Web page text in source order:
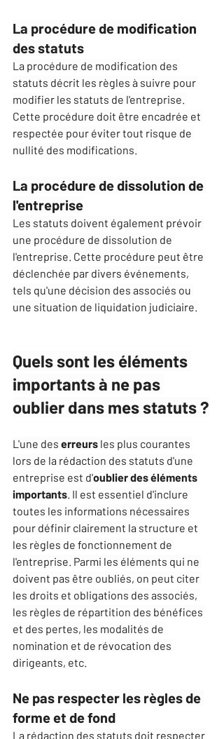
La procédure de modification
des statuts
La procédure de modification des
statuts décrit les règles à suivre pour
modifier les statuts de l'entreprise.
Cette procédure doit être encadrée et
respectée pour éviter tout risque de
nullité des modifications.
La procédure de dissolution de
l'entreprise
Les statuts doivent également prévoir
une procédure de dissolution de
l'entreprise. Cette procédure peut être
déclenchée par divers événements,
tels qu'une décision des associés ou
une situation de liquidation judiciaire.
Quels sont les éléments
importants à ne pas
oublier dans mes statuts ?
L'une des erreurs les plus courantes
lors de la rédaction des statuts d'une
entreprise est d'oublier des éléments
importants. Il est essentiel d'inclure
toutes les informations nécessaires
pour définir clairement la structure et
les règles de fonctionnement de
l'entreprise. Parmi les éléments qui ne
doivent pas être oubliés, on peut citer
les droits et obligations des associés,
les règles de répartition des bénéfices
et des pertes, les modalités de
nomination et de révocation des
dirigeants, etc.
Ne pas respecter les règles de
forme et de fond
La rédaction des statuts doit respecter